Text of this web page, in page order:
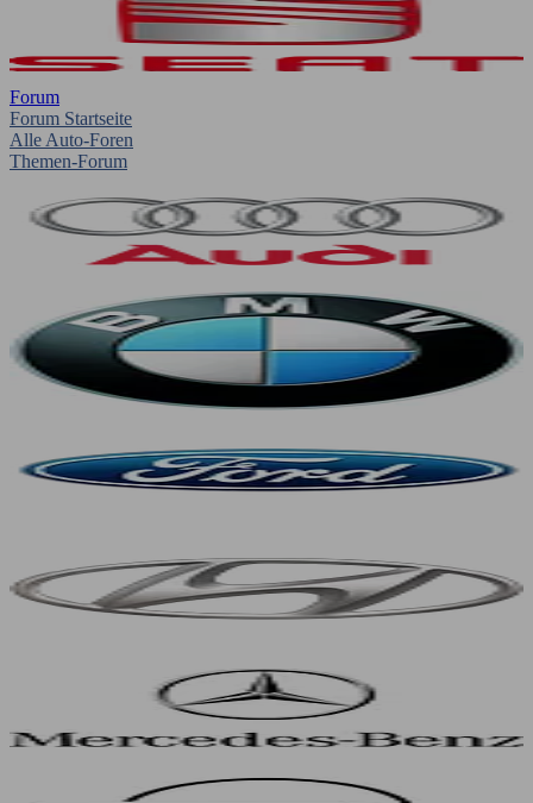
Forum
Forum Startseite
Alle Auto-Foren
Themen-Forum